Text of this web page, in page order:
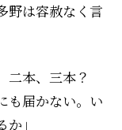
野は容赦なく言
二本、三本？
も届かない。い
」